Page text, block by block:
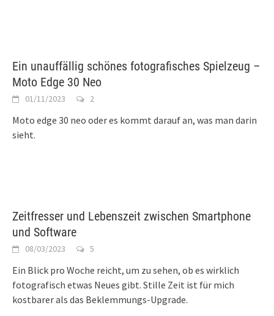
Ein unauffällig schönes fotografisches Spielzeug –
Moto Edge 30 Neo
01/11/2023 2
Moto edge 30 neo oder es kommt darauf an, was man darin
sieht.
Zeitfresser und Lebenszeit zwischen Smartphone
und Software
08/03/2023 5
Ein Blick pro Woche reicht, um zu sehen, ob es wirklich
fotografisch etwas Neues gibt. Stille Zeit ist für mich
kostbarer als das Beklemmungs-Upgrade.